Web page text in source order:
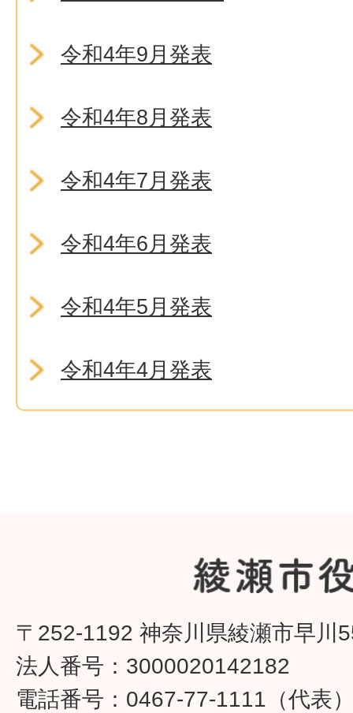
令和4年9月発表
令和4年8月発表
令和4年7月発表
令和4年6月発表
令和4年5月発表
令和4年4月発表
〒252-1192 神奈川県綾瀬市早川
法人番号：3000020142182
電話番号：0467-77-1111（代表